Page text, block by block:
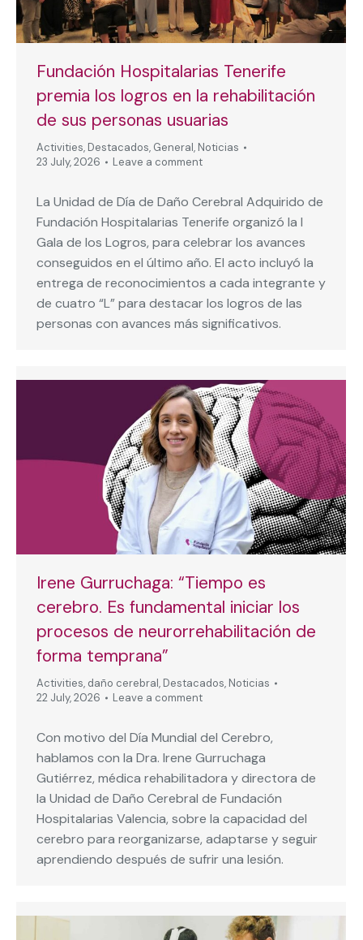
Fundación Hospitalarias Tenerife
premia los logros en la rehabilitación
de sus personas usuarias
Activities, Destacados, General, Noticias
23 July, 2026
Leave a comment
La Unidad de Día de Daño Cerebral Adquirido de
Fundación Hospitalarias Tenerife organizó la I
Gala de los Logros, para celebrar los avances
conseguidos en el último año. El acto incluyó la
entrega de reconocimientos a cada integrante y
de cuatro “L” para destacar los logros de las
personas con avances más significativos.
Irene Gurruchaga: “Tiempo es
cerebro. Es fundamental iniciar los
procesos de neurorrehabilitación de
forma temprana”
Activities, daño cerebral, Destacados, Noticias
22 July, 2026
Leave a comment
Con motivo del Día Mundial del Cerebro,
hablamos con la Dra. Irene Gurruchaga
Gutiérrez, médica rehabilitadora y directora de
la Unidad de Daño Cerebral de Fundación
Hospitalarias Valencia, sobre la capacidad del
cerebro para reorganizarse, adaptarse y seguir
aprendiendo después de sufrir una lesión.